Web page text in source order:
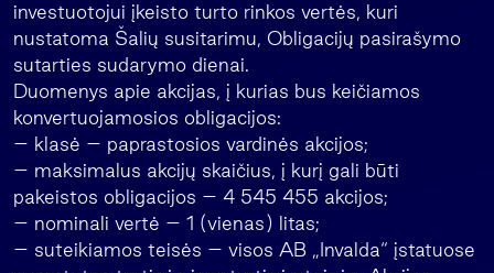
investuotojui įkeisto turto rinkos vertės, kuri
nustatoma Šalių susitarimu, Obligacijų pasirašymo
sutarties sudarymo dienai.
Duomenys apie akcijas, į kurias bus keičiamos
konvertuojamosios obligacijos:
– klasė – paprastosios vardinės akcijos;
– maksimalus akcijų skaičius, į kurį gali būti
pakeistos obligacijos – 4 545 455 akcijos;
– nominali vertė – 1 (vienas) litas;
– suteikiamos teisės – visos AB „Invalda“ įstatuose